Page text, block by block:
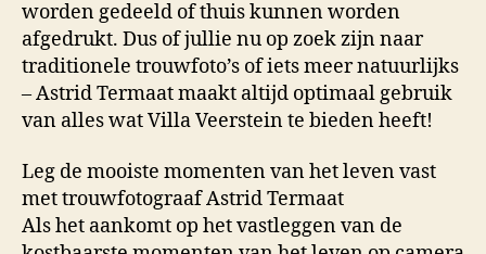
worden gedeeld of thuis kunnen worden
afgedrukt. Dus of jullie nu op zoek zijn naar
traditionele trouwfoto’s of iets meer natuurlijks
– Astrid Termaat maakt altijd optimaal gebruik
van alles wat Villa Veerstein te bieden heeft!
Leg de mooiste momenten van het leven vast
met trouwfotograaf Astrid Termaat
Als het aankomt op het vastleggen van de